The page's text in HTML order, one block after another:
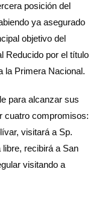
posición del
ya asegurado
objetivo del
Reducido por el título
la Primera Nacional.
para alcanzar sus
cuatro compromisos:
visitará a Sp.
recibirá a San
visitando a